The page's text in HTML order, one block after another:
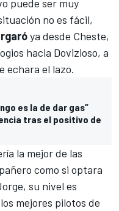
puede ser muy
no es fácil,
ya desde Cheste,
hacia Dovizioso, a
echara el lazo.
es la de dar gas”
tras el positivo de
la mejor de las
como si optara
su nivel es
mejores pilotos de